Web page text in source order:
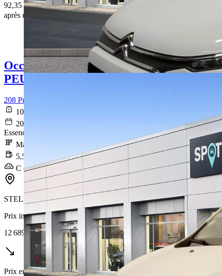
92,35 € /Mois
après un premier loyer de 3 206,7 €
Occasion
PEUGEOT 208
208 PureTech 100 S&S BVM6 Allure
107 699 km
2020-01-29
Essence sans plomb
Manuelle
5,5 l/100km
C (124 g/km)
STELLANTIS &YOU LYON CARRÉ DE SOIE
Prix initial
12 689 €
Prix en baisse de